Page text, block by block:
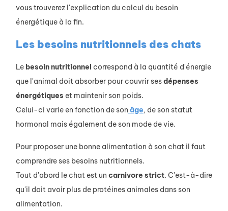
vous trouverez l'explication du calcul du besoin
énergétique à la fin.
Les besoins nutritionnels des chats
Le besoinnutritionnel correspond à la quantité d'énergie
que l'animal doit absorber pour couvrir sesdépenses
énergétiques et maintenir son poids.
Celui-ci varie en fonction de son âge, de son statut
hormonal mais également de son mode de vie.
Pour proposer une bonne alimentation à son chat il faut
comprendre ses besoins nutritionnels.
Tout d'abord le chat est un carnivore strict. C'est-à-dire
qu'il doit avoir plus de protéines animales dans son
alimentation.